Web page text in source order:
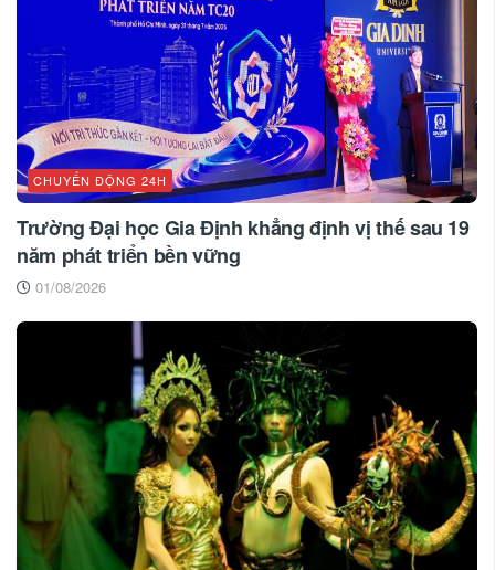
CHUYỂN ĐỘNG 24H
Trường Đại học Gia Định khẳng định vị thế sau 19
năm phát triển bền vững
01/08/2026